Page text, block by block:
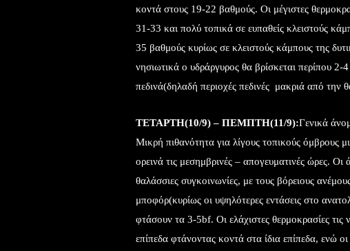
κοντά στους 19-22 βαθμούς. Οι μέγιστες
31-33 και πολύ τοπικά σε ευπαθείς κλειστούς
35 βαθμούς κυρίως σε κλειστούς κάμπους της
νησιωτικά ο υδράργυρος θα βρίσκεται περίπου
πεδινά(δηλαδή περιοχές πεδινές μακριά από την
ΤΕΤΑΡΤΗ(10/9) – ΠΕΜΠΤΗ(11/9):Γενικά
Μικρή πιθανότητα για λίγους τοπικούς όμβρους
ορεινά τις μεσημβρινές – απογευματινές ώρες.
θαλάσσιες συγκοινωνίες, με τους βόρειους
μποφόρ(κυρίως οι υψηλότερες εντάσεις στο
φτάσουν τα 3-5bf. Οι ελάχιστες θερμοκρασίες τις
επίπεδα φτάνοντας κοντά στα ίδια επίπεδα, ενώ